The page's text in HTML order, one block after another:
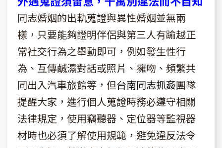
同志婚姻的出軌蒐證與異性婚姻並無兩
樣，只要能夠證明伴侶與第三人有踰越正
常社交行為之舉動即可，例如發生性行
為、互傳鹹濕對話或照片、擁吻、頻繁共
同出入汽車旅館等，但台南同志抓姦團隊
提醒大家，進行個人蒐證時務必遵守相關
法律規定，使用竊聽器、定位器等監視器
材時也必須了解使用規範，避免違反法令